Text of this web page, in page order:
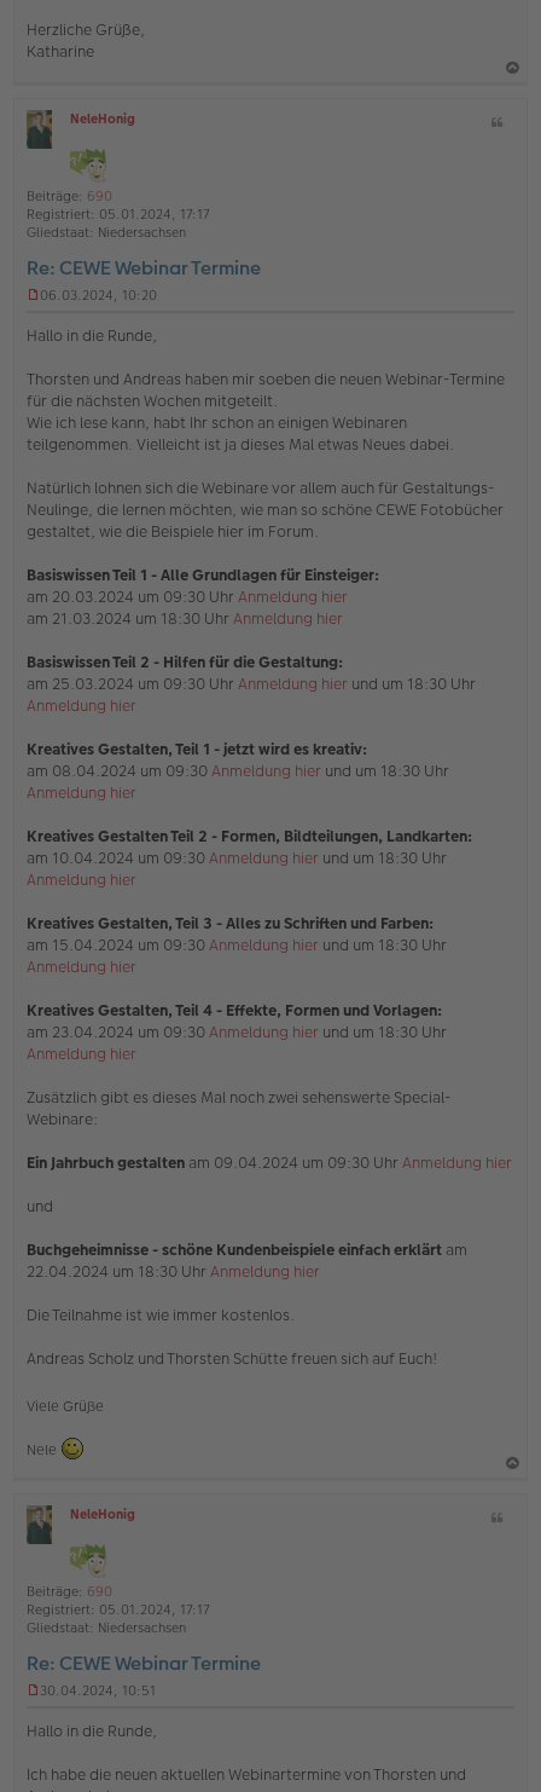
Herzliche Grüße,
Katharine
ff
n
e
NeleHonig
Beiträge: 690
Registriert: 05.01.2024, 17:17
Gliedstaat: Niedersachsen
Re: CEWE Webinar Termine
g
l
e
s
e
n
r
B
e
r
a
g
06.03.2024, 10:20
Hallo in die Runde,
Thorsten und Andreas haben mir soeben die neuen Webinar-Termine
für die nächsten Wochen mitgeteilt.
Wie ich lese kann, habt Ihr schon an einigen Webinaren
teilgenommen. Vielleicht ist ja dieses Mal etwas Neues dabei.
Natürlich lohnen sich die Webinare vor allem auch für Gestaltungs-
Neulinge, die lernen möchten, wie man so schöne CEWE Fotobücher
gestaltet, wie die Beispiele hier im Forum.
Basiswissen Teil 1 - Alle Grundlagen für Einsteiger:
am 20.03.2024 um 09:30 Uhr Anmeldung hier
am 21.03.2024 um 18:30 Uhr Anmeldung hier
Basiswissen Teil 2 - Hilfen für die Gestaltung:
am 25.03.2024 um 09:30 Uhr Anmeldung hier und um 18:30 Uhr
Anmeldung hier
Kreatives Gestalten, Teil 1 - jetzt wird es kreativ:
am 08.04.2024 um 09:30Anmeldung hier und um 18:30 Uhr
Anmeldung hier
Kreatives Gestalten Teil 2 - Formen, Bildteilungen, Landkarten:
am 10.04.2024 um 09:30Anmeldung hier und um 18:30 Uhr
Anmeldung hier
Kreatives Gestalten, Teil 3 - Alles zu Schriften und Farben:
am 15.04.2024 um 09:30Anmeldung hier und um 18:30 Uhr
Anmeldung hier
Kreatives Gestalten, Teil 4 - Effekte, Formen und Vorlagen:
am 23.04.2024 um 09:30Anmeldung hier und um 18:30 Uhr
Anmeldung hier
Zusätzlich gibt es dieses Mal noch zwei sehenswerte Special-
Webinare:
Ein Jahrbuch gestalten am 09.04.2024 um 09:30 Uhr Anmeldung hier
und
Buchgeheimnisse - schöne Kundenbeispiele einfach erklärt am
22.04.2024 um 18:30 Uhr Anmeldung hier
Die Teilnahme ist wie immer kostenlos.
Andreas Scholz und Thorsten Schütte freuen sich auf Euch!
Viele Grüße
Nele
ff
n
e
NeleHonig
Beiträge: 690
Registriert: 05.01.2024, 17:17
Gliedstaat: Niedersachsen
Re: CEWE Webinar Termine
g
l
30.04.2024, 10:51
Hallo in die Runde,
Ich habe die neuen aktuellen Webinartermine von Thorsten und